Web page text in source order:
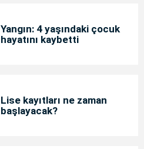
Yangın: 4 yaşındaki çocuk
hayatını kaybetti
Lise kayıtları ne zaman
başlayacak?